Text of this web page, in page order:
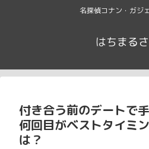
名探偵コナン・ガジ
はちまる
付き合う前のデートで
何回目がベストタイミ
は？